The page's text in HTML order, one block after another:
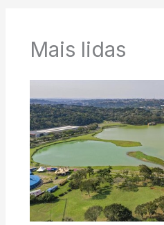
Mais lidas